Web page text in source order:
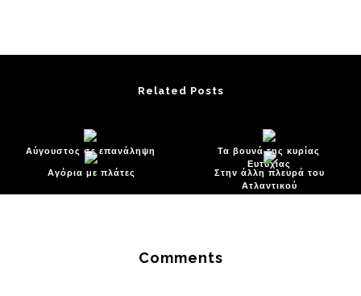
Related Posts
Αύγουστος σε επανάληψη
Τα βουνά της κυρίας
Ευτυχίας
Αγόρια με πλάτες
Στην άλλη πλευρά του
Ατλαντικού
InteractionsComments